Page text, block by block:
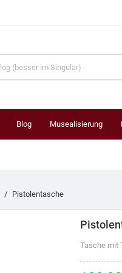
Blog Musealisierung
Pistolentasche
Tasche mit